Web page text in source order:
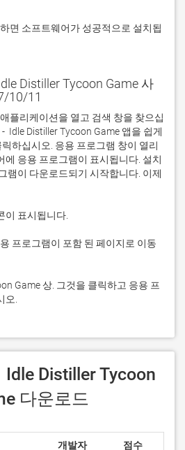
Distiller Tycoon Game 사
10/11
플리케이션을 열고 검색 창을 찾으십
Idle Distiller Tycoon Game 앱을 쉽게
하십시오. 응용 프로그램 창이 열리
에 응용 프로그램이 표시됩니다. 설치
램이 다운로드되기 시작합니다. 이제
오.
다운로드
개발자 점수